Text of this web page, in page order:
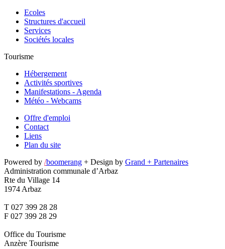
Ecoles
Structures d'accueil
Services
Sociétés locales
Tourisme
Hébergement
Activités sportives
Manifestations - Agenda
Météo - Webcams
Offre d'emploi
Contact
Liens
Plan du site
Powered by /boomerang + Design by Grand + Partenaires
Administration communale d’Arbaz
Rte du Village 14
1974 Arbaz
T 027 399 28 28
F 027 399 28 29
Office du Tourisme
Anzère Tourisme